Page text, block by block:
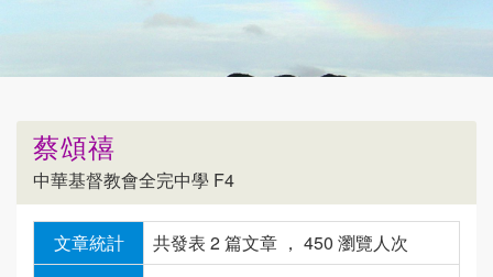
蔡頌禧
中華基督教會全完中學 F4
文章統計
共發表 2 篇文章 ， 450 瀏覽人次